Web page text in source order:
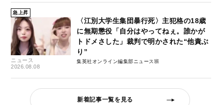
急上昇
ニュース
2026.08.08
〈江別大学生集団暴行死〉主犯格の18歳
に無期懲役「自分はやってねぇ。誰かが
トドメさした」裁判で明かされた“他責ぶ
り”
集英社オンライン編集部ニュース班
新着記事一覧を見る